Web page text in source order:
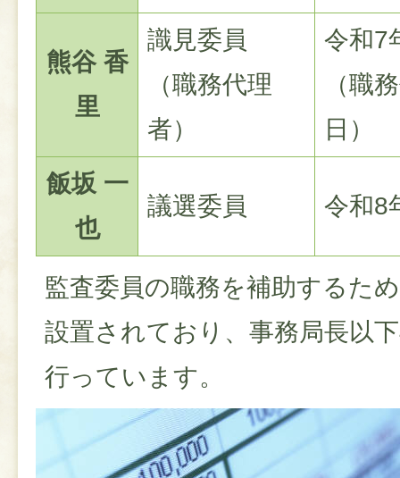
熊谷 香
里
識見委員
（職務代理
者）
令和7
（職
日）
飯坂 一
也
議選委員 令和8
監査委員の職務を補助するた
設置されており、事務局長以
行っています。